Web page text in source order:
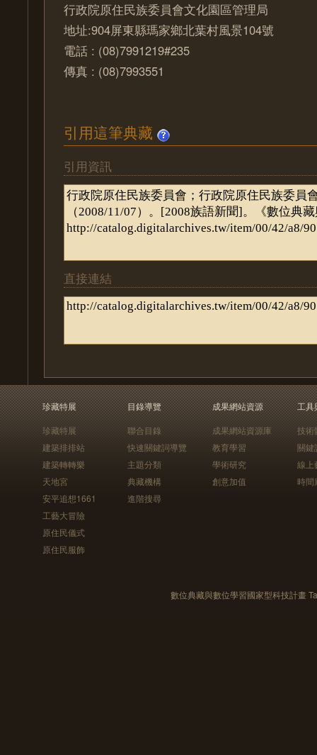
行政院原住民族委員會文化園區管理局
地址:904屏東縣瑪家鄉北葉村風景104號
電話 : (08)7991219#235
傳真 : (08)7993551
引用這筆典藏
引用資訊
直接連結
珍藏特展
珍藏特展
建築排排站
建築轉轉樂
天地宮
安平追想1661
工藝大冒險
原住民儀式
原住民服飾
目錄導覽
聯合目錄
快速關鍵詞導覽
主題分類
典藏機構
進階搜尋
成果網站資源
成果網站資源庫
教育學習
學術研究
創意加值
工具
技術
關鍵
線上
時間
數位典藏與數位學習國家型科技計畫